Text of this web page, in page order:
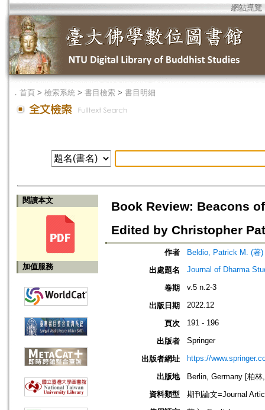
網站導覽
． 首頁 > 檢索系統 > 書目檢索 > 書目明細
閱讀本文
加值服務
Book Review: Beacons
Edited by Christopher
作者
Beldio, Patrick M. (著)
出處題名
Journal of Dharma
卷期 v.5 n.2-3
出版日期 2022.12
頁次 191 - 196
出版者 Springer
出版者網址 https://
出版地
Berlin, Germany [柏
資料類型
期刊論文=Journal